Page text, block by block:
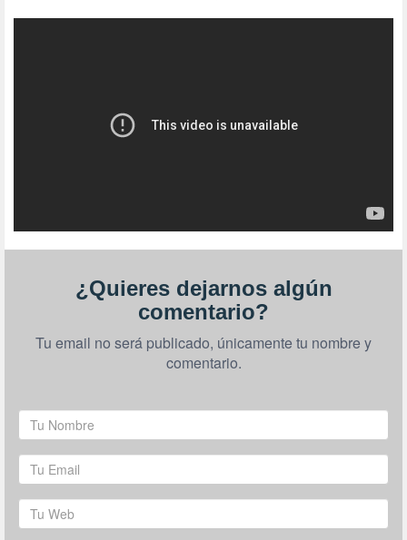
¿Quieres dejarnos algún
comentario?
Tu email no será publicado, únicamente tu nombre y
comentario.